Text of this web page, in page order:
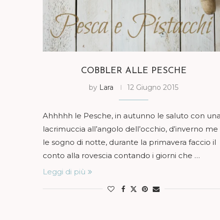
COBBLER ALLE PESCHE
by Lara 12 Giugno 2015
Ahhhhh le Pesche, in autunno le saluto con
lacrimuccia all’angolo dell’occhio, d’inverno me
le sogno di notte, durante la primavera faccio il
conto alla rovescia contando i giorni che …
Leggi di più